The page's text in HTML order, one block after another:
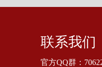
联系我们
官方QQ群：